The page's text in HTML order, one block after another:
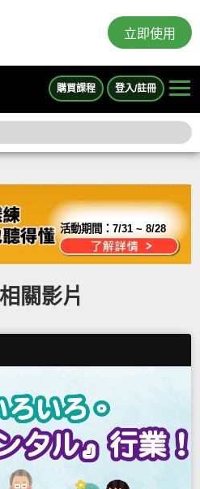
立即使用
購買課程 登入/註冊
活動期間：7/31 ~ 8/28
關影片